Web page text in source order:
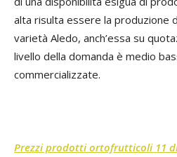
alta risulta essere la produzione
varietà Aledo, anch’essa su
livello della domanda è medio
commercializzate.
Prezzi prodotti ortofrutticoli 11